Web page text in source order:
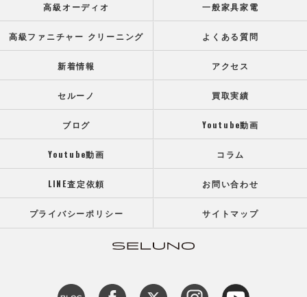
高級オーディオ 一般家具家電
高級ファニチャー クリーニング よくある質問
新着情報 アクセス
セルーノ 買取実績
ブログ Youtube動画
Youtube動画 コラム
LINE査定依頼 お問い合わせ
プライバシーポリシー サイトマップ